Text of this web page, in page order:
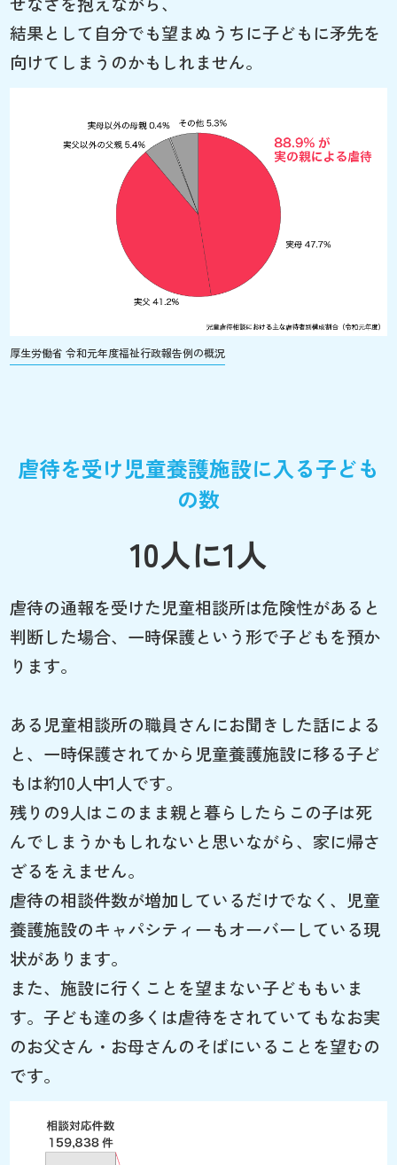
結果として自分でも望まぬうちに子どもに矛先を
向けてしまうのかもしれません。
厚生労働省 令和元年度福祉行政報告例の概況
虐待を受け児童養護施設に入る子ども
の数
10人に1人
虐待の通報を受けた児童相談所は危険性があると
判断した場合、一時保護という形で子どもを預か
ります。
ある児童相談所の職員さんにお聞きした話による
と、一時保護されてから児童養護施設に移る子ど
もは約10人中1人です。
残りの9人はこのまま親と暮らしたらこの子は死
んでしまうかもしれないと思いながら、家に帰さ
ざるをえません。
虐待の相談件数が増加しているだけでなく、児童
養護施設のキャパシティーもオーバーしている現
状があります。
また、施設に行くことを望まない子どももいま
す。子ども達の多くは虐待をされていてもなお実
のお父さん・お母さんのそばにいることを望むの
です。